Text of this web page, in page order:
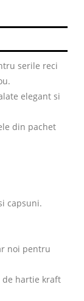
serile reci
elegant si
din pachet
capsuni.
noi pentru
hartie kraft